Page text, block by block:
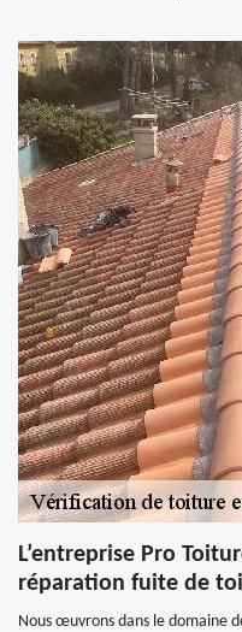
L’entreprise Pro
réparation fuite de
Nous œuvrons dans le domaine